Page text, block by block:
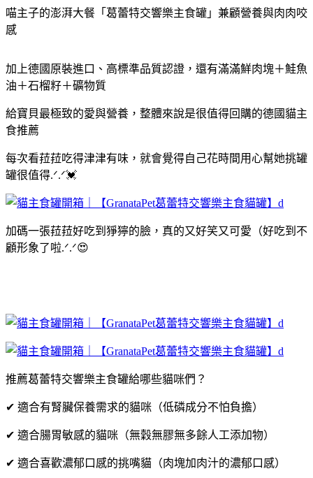
喵主子的澎湃大餐「葛蕾特交響樂主食罐」兼顧營養與肉肉咬
感
加上德國原裝進口、高標準品質認證，還有滿滿鮮肉塊＋鮭魚
油＋石榴籽＋礦物質
給寶貝最極致的愛與營養，整體來說是很值得回購的德國貓主
食推薦
每次看菈菈吃得津津有味，就會覺得自己花時間用心幫她挑罐
罐很值得.ᐟ.ᐟ💓
加碼一張菈菈好吃到猙獰的臉，真的又好笑又可愛（好吃到不
顧形象了啦.ᐟ.ᐟ😍
推薦葛蕾特交響樂主食罐給哪些貓咪們？
✔ 適合有腎臟保養需求的貓咪（低磷成分不怕負擔）
✔ 適合腸胃敏感的貓咪（無穀無膠無多餘人工添加物）
✔ 適合喜歡濃郁口感的挑嘴貓（肉塊加肉汁的濃郁口感）